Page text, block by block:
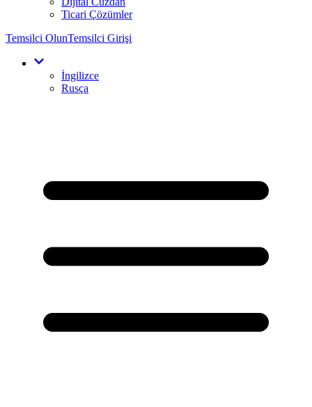
Ticari Çözümler
Temsilci OlunTemsilci Girişi
İngilizce
Rusça